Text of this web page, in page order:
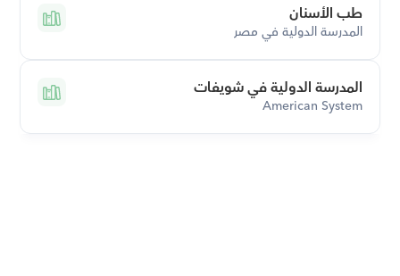
طب الأسنان
المدرسة الدولية في مصر
المدرسة الدولية في شويفات
American System